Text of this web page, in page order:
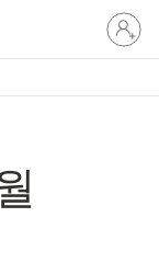
귀
하
계